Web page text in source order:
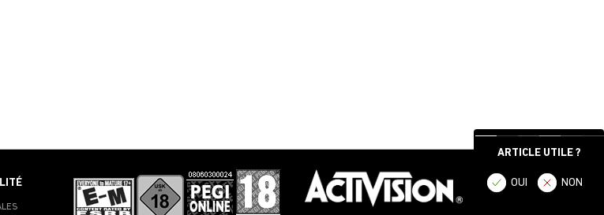
ARTICLE UTILE ?
OUI NON